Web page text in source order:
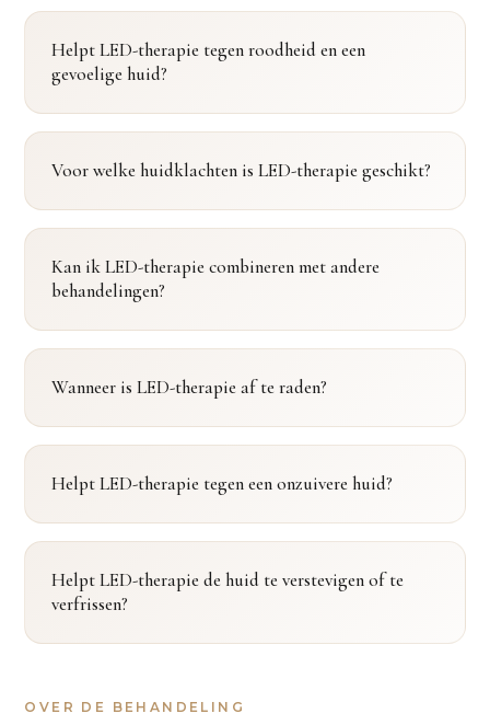
Helpt LED-therapie tegen roodheid en een
gevoelige huid?
Voor welke huidklachten is LED-therapie geschikt?
Kan ik LED-therapie combineren met andere
behandelingen?
Wanneer is LED-therapie af te raden?
Helpt LED-therapie tegen een onzuivere huid?
Helpt LED-therapie de huid te verstevigen of te
verfrissen?
OVER DE BEHANDELING